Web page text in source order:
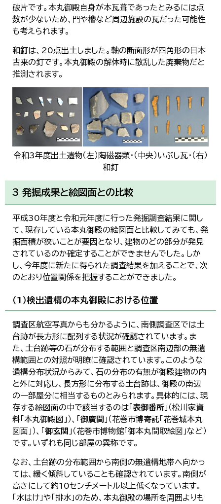
破片です。本丸御殿自身が本瓦葺であったとみるには点
数が少ないため、門や櫓など周辺施設の瓦だった可能性
も考えられます。
和釘は、20点出土しました。軸の断面形が四角形の日本
古来の釘です。本丸御殿の解体時に散乱した廃棄物だと
推測されます。
令和3年度出土遺物（左）陶磁器類・（中央）いぶし瓦・（右）
和釘
3 発掘成果と絵図面との比較
平成30年度と令和元年度に行った発掘調査結果に関し
て、現存している本丸御殿の絵図面と比較してみても、発
掘面積が狭いことが要因となり、建物のどの部分が発見
されているのか確定することができませんでした。しか
し、今年度に新たに得られた調査結果を加えることで、次
のとおり位置関係を把握することができました。
（1）検出遺構の本丸御殿における位置
調査区航空写真からも分かるように、南側調査区では土
台跡が長方形に配列する状況が確認されています。ま
た、土台跡等の石が分布する範囲と調査区南辺部の無遺
構範囲との対照が明瞭に確認されています。このような
遺構分布状況からみて、石の分布の有無が御殿建物の内
と外に対応し、長方形に分布する土台跡は、御殿の南辺
の一部屋分に相当するものとみられます。具体的には、現
存する絵図面の中で該当するのは「 表御番所 」（松川家資
料「本丸御殿図」）、「 御廣間 」（花巻市博寄託「花巻城本丸
図面」）、「 御玄関 」（花巻市博物館「御本丸間取絵図」など）
です。いずれも同じ部屋の異称です。
なお、土台跡の分布範囲から南側の無遺構地帯へ向かっ
ては、緩く傾斜していることも確認されています。南側が
高さにして約10センチメートル以上低くなっています。
「水はけ」や「排水」のため、本丸御殿の場所を周囲よりも